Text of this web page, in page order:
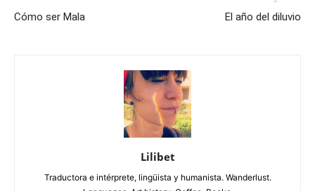
Cómo ser Mala El año del diluvio
Lilibet
Traductora e intérprete, lingüista y humanista. Wanderlust.